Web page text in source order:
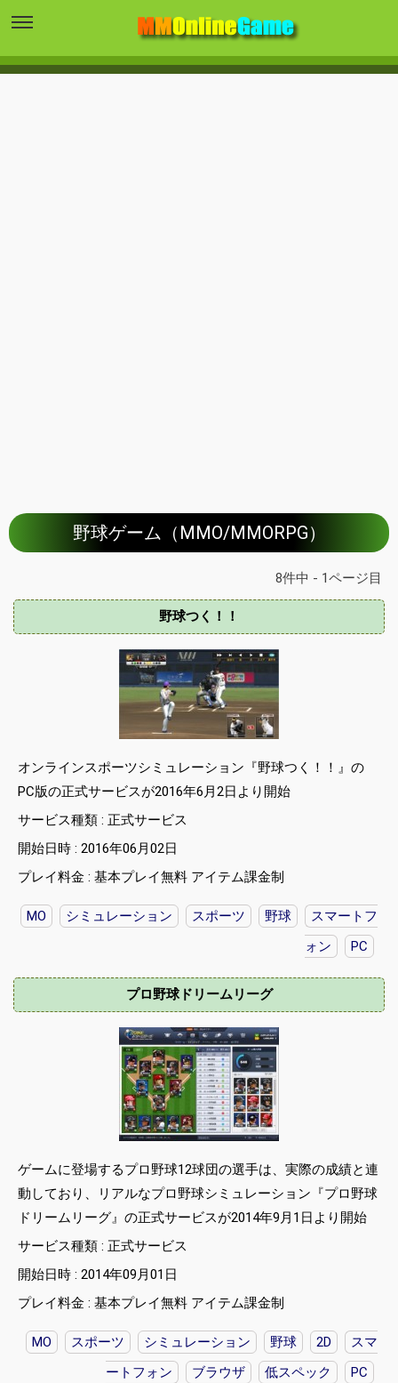
野球ゲーム（MMO/MMORPG）
8件中 - 1ページ目
野球つく！！
オンラインスポーツシミュレーション『野球つく！！』の
PC版の正式サービスが2016年6月2日より開始
サービス種類 : 正式サービス
開始日時 : 2016年06月02日
プレイ料金 : 基本プレイ無料 アイテム課金制
MO シミュレーション スポーツ 野球
スマートフ
ォン
PC
プロ野球ドリームリーグ
ゲームに登場するプロ野球12球団の選手は、実際の成績と連
動しており、リアルなプロ野球シミュレーション『プロ野球
ドリームリーグ』の正式サービスが2014年9月1日より開始
サービス種類 : 正式サービス
開始日時 : 2014年09月01日
プレイ料金 : 基本プレイ無料 アイテム課金制
MO スポーツ シミュレーション 野球 2D
スマ
ートフォン
ブラウザ 低スペック PC